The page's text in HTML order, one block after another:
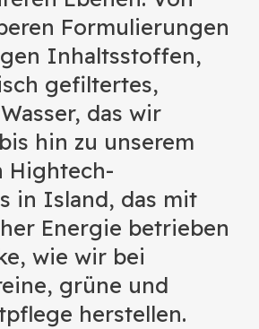
Formulierungen
Inhaltsstoffen,
gefiltertes,
das wir
hin zu unserem
Hightech-
in Island, das mit
Energie betrieben
wie wir bei
grüne und
herstellen.